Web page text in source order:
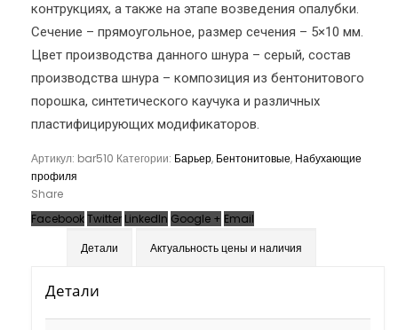
контрукциях, а также на этапе возведения опалубки.
Сечение – прямоугольное, размер сечения – 5×10 мм.
Цвет производства данного шнура – серый, состав
производства шнура – композиция из бентонитового
порошка, синтетического каучука и различных
пластифицирующих модификаторов.
Артикул: bar510 Категории: Барьер, Бентонитовые, Набухающие
профиля
Share
FacebookTwitter LinkedIn Google + Email
Детали
Актуальность цены и наличия
Детали